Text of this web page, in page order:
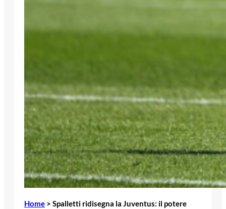
Home > Spalletti ridisegna la Juventus: il potere